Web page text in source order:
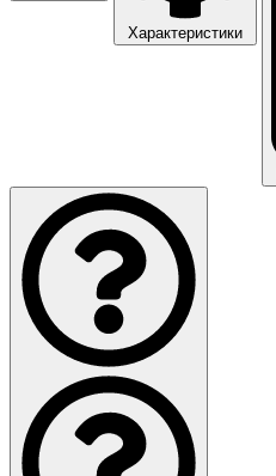
Характеристики